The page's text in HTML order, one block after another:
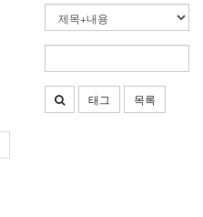
태그 목록